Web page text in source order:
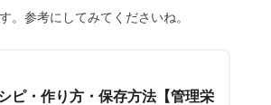
。参考にしてみてくださいね。
ピ・作り方・保存方法【管理栄